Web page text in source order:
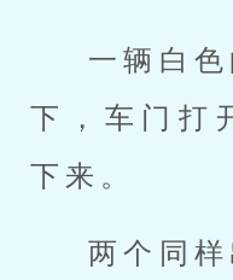
一辆白
下，车门打
下来。
两个同